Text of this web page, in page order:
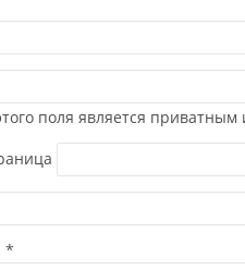
поля является приватным
*